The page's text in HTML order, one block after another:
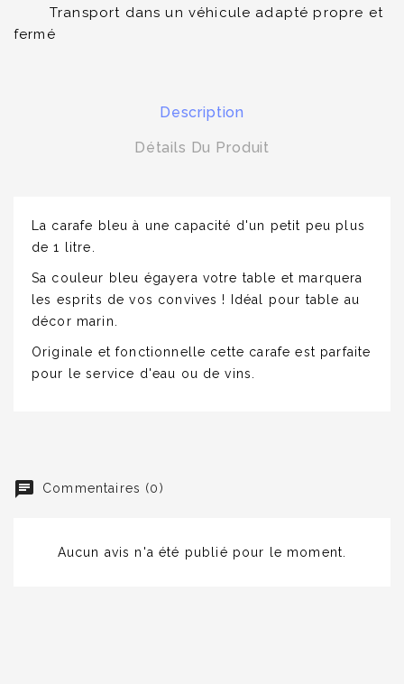
Transport dans un véhicule adapté propre et
fermé
Description
Détails Du Produit
La carafe bleu à une capacité d'un petit peu plus
de 1 litre.
Sa couleur bleu égayera votre table et marquera
les esprits de vos convives ! Idéal pour table au
décor marin.
Originale et fonctionnelle cette carafe est parfaite
pour le service d'eau ou de vins.
Commentaires (0)
Aucun avis n'a été publié pour le moment.